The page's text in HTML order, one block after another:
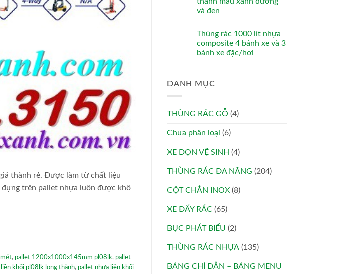
thành rẻ. Được làm từ chất liệu
đựng trên pallet nhựa luôn được khô
, pallet 1200x1000x145mm pl08lk, pallet
khối pl08lk long thành, pallet nhựa liền khối
và đen
Thùng rác 1000 lít nhựa
composite 4 bánh xe và 3
bánh xe đặc/hơi
DANH MỤC
THÙNG RÁC GỖ (4)
Chưa phân loại (6)
XE DỌN VỆ SINH (4)
THÙNG RÁC ĐA NĂNG (204)
CỘT CHẮN INOX (8)
XE ĐẨY RÁC (65)
BỤC PHÁT BIỂU (2)
THÙNG RÁC NHỰA (135)
BẢNG CHỈ DẪN – BẢNG MENU